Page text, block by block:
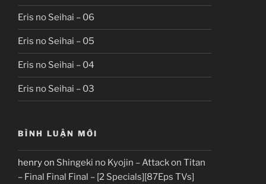
Eris no Seihai – 06
Eris no Seihai – 05
Eris no Seihai – 04
Eris no Seihai – 03
BÌNH LUẬN MỚI
henryon Shingeki no Kyojin – Attack on Titan
– Final Final Final – [2 Specials][87Eps TVs]